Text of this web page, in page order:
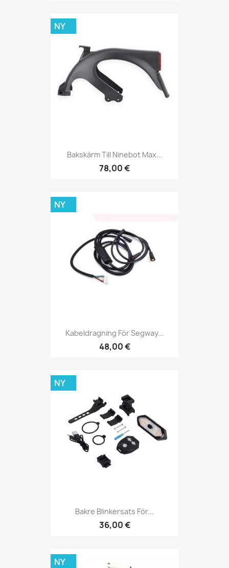
Bakskärm Till Ninebot Max...
78,00 €
NY
Kabeldragning För Segway...
48,00 €
NY
Bakre Blinkersats För...
36,00 €
NY
NY